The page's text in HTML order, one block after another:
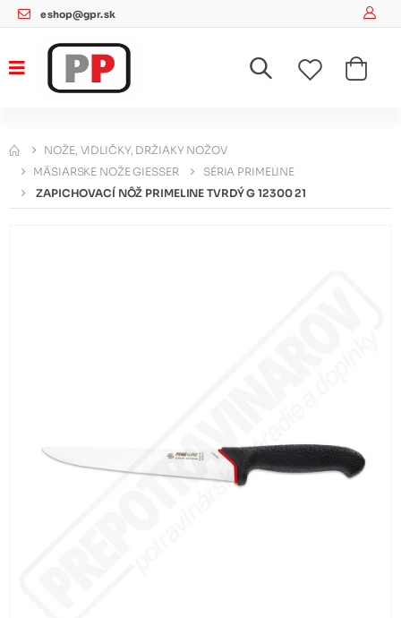
eshop@gpr.sk
NOŽE, VIDLIČKY, DRŽIAKY NOŽOV
MÄSIARSKE NOŽE GIESSER
SÉRIA PRIMELINE
ZAPICHOVACÍ NÔŽ PRIMELINE TVRDÝ G 12300 21